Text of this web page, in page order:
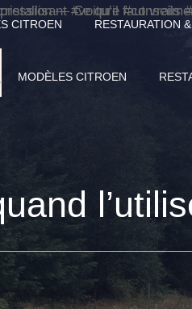
CITROEN RESTAURATION
MODÈLES CITROEN